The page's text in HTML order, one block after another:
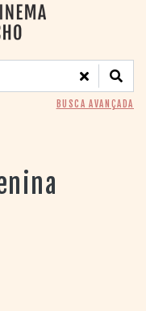
BUSCA AVANÇADA